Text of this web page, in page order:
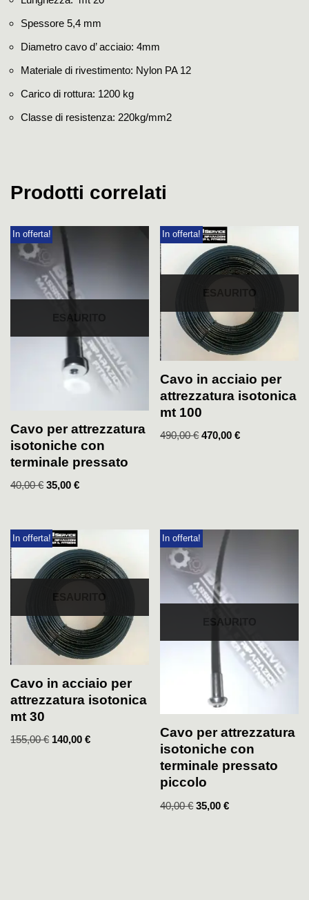
Spessore 5,4 mm
Diametro cavo d’ acciaio: 4mm
Materiale di rivestimento: Nylon PA 12
Carico di rottura: 1200 kg
Classe di resistenza: 220kg/mm2
Prodotti correlati
ESAURITO
In offerta!
Cavo per attrezzatura
isotoniche con
terminale pressato
40,00€ 35,00 €
ESAURITO
In offerta!
Cavo in acciaio per
attrezzatura isotonica
mt 100
490,00€ 470,00€
ESAURITO
In offerta!
Cavo in acciaio per
attrezzatura isotonica
mt 30
155,00€ 140,00 €
ESAURITO
In offerta!
Cavo per attrezzatura
isotoniche con
terminale pressato
piccolo
40,00€ 35,00€